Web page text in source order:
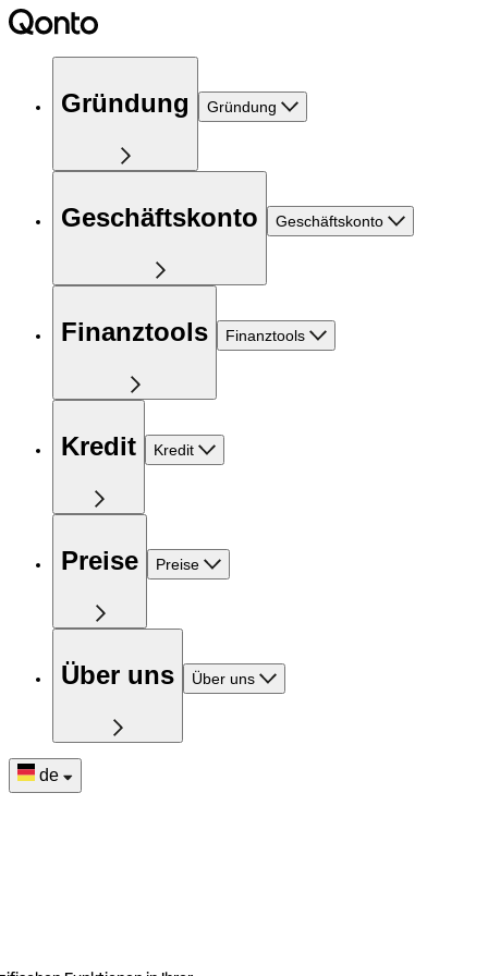
Gründung Gründung
Geschäftskonto Geschäftskonto
Finanztools Finanztools
Kredit Kredit
Preise Preise
Über uns Über uns
de